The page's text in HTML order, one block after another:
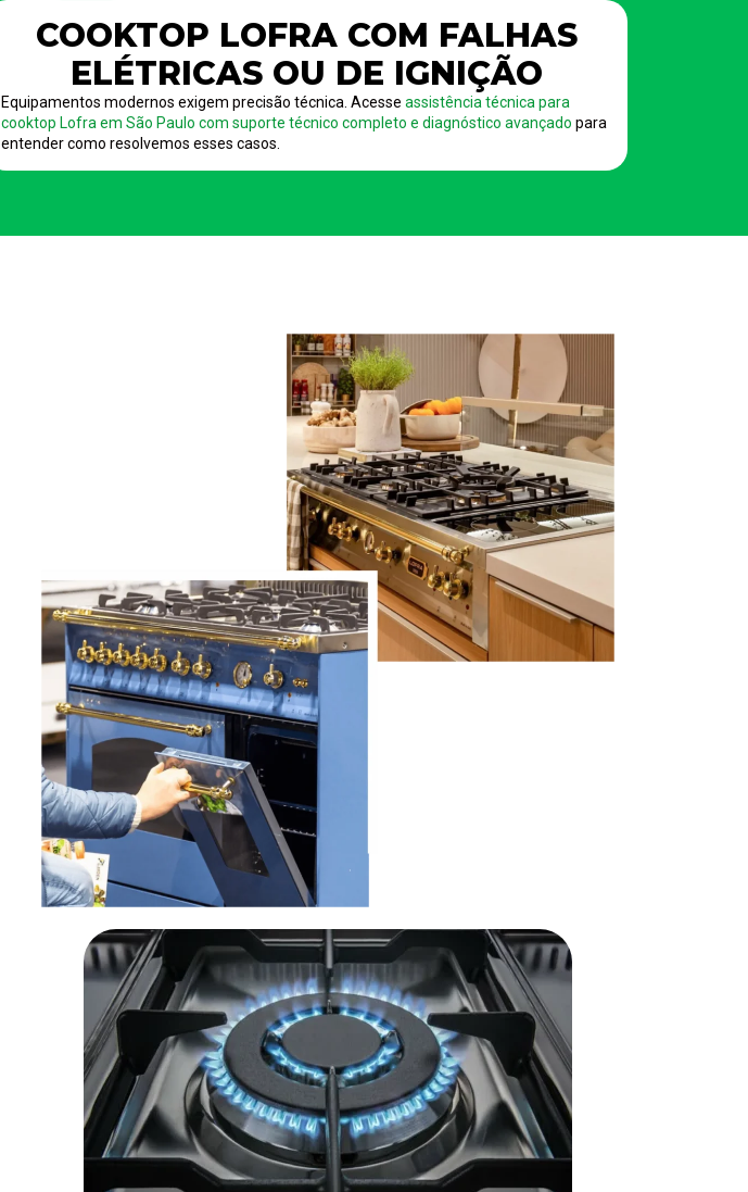
COOKTOP LOFRA COM FALHAS
ELÉTRICAS OU DE IGNIÇÃO
Equipamentos modernos exigem precisão técnica. Acesse assistência técnica para
cooktop Lofra em São Paulo com suporte técnico completo e diagnóstico avançado para
entender como resolvemos esses casos.